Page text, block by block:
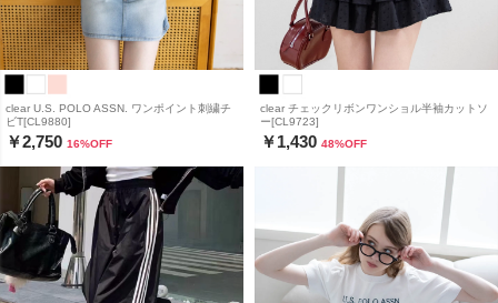
clear U.S. POLO ASSN. ワンポイント刺繍チ
ビT[CL9880]
￥2,750 16%OFF
clear チェックリボンワンショル半袖カットソ
ー[CL9723]
￥1,430 48%OFF